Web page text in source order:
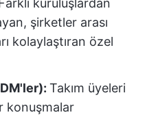
kuruluşlardan
şirketler arası
kolaylaştıran özel
Takım üyeleri
konuşmalar